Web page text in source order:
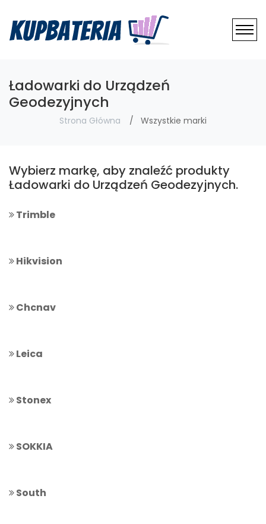
Ładowarki do Urządzeń
Geodezyjnych
Strona Główna Wszystkie marki
Wybierz markę, aby znaleźć produkty
Ładowarki do Urządzeń Geodezyjnych.
Trimble
Hikvision
Chcnav
Leica
Stonex
SOKKIA
South